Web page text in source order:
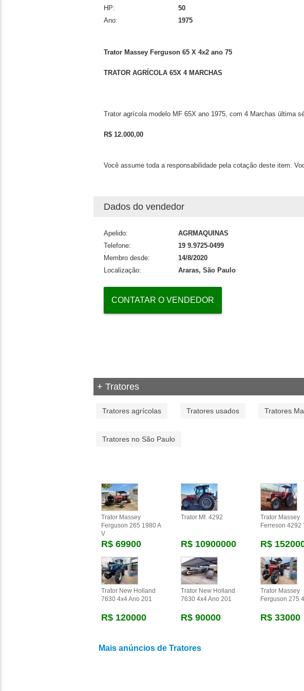
HP:
50
Ano:
1975
Trator Massey Ferguson 65 X 4x2 ano 75
TRATOR AGRÍCOLA 65X 4 MARCHAS
Trator agrícola modelo MF 65X ano 1975, com 4 Marchas última
R$ 12.000,00
Você assume toda a responsabilidade pela cotação deste item.
Dados do vendedor
Apelido:
AGRMAQUINAS
Telefone:
19 9.9725-0499
Membro desde:
14/8/2020
Localização:
Araras, São Paulo
CONTATAR O VENDEDOR
+ Tratores
Tratores agrícolas Tratores usados Tratores
Tratores no São Paulo
Trator Massey
Ferguson 265 1980 A
V
R$ 69900
Trator Mf. 4292
R$ 10900000
Trator Massey
Ferreson 4292
R$
Trator New Holland
7630 4x4 Ano 201
R$ 120000
Trator New Holland
7630 4x4 Ano 201
R$ 90000
Trator Massey
Ferguson 275
R$ 33000
Mais anúncios de Tratores